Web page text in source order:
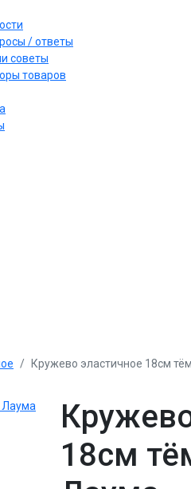
/ ответы
советы
товаров
Кружево эластичное 18см
18см